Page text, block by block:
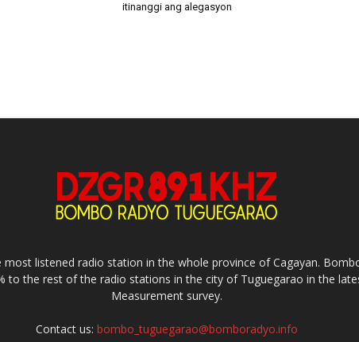
itinanggi ang alegasyon
listened radio station in the whole province of Cagayan.
to the rest of the radio stations in the city of Tuguegarao in the
Measurement survey.
Contact us: bombo_tuguegarao@bomboradyo.info